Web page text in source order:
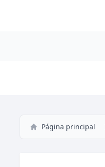
Página principal